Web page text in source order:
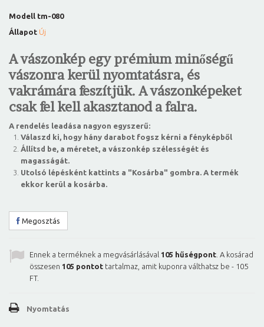
Modell tm-080
Állapot Új
A vászonkép egy prémium minőségű
vászonra kerül nyomtatásra, és
vakrámára feszítjük. A vászonképeket
csak fel kell akasztanod a falra.
A rendelés leadása nagyon egyszerű:
Válaszd ki, hogy hány darabot fogsz kérni a fényképből
Állítsd be, a méretet, a vászonkép szélességét és
magasságát.
Utolsó lépésként kattints a "Kosárba" gombra. A termék
ekkor kerül a kosárba.
Megosztás
Ennek a terméknek a megvásárlásával 105 hűségpont . A kosárad
összesen 105 pontot tartalmaz, amit kuponra válthatsz be - 105
FT.
Nyomtatás